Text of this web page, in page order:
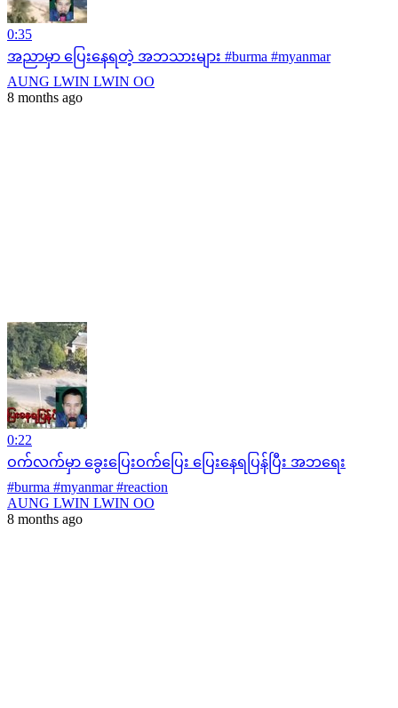
0:35
အညာမှာ ပြေးနေရတဲ့ အဘသားများ #burma #myanmar
AUNG LWIN LWIN OO
8 months ago
0:22
ဝက်လက်မှာ ခွေးပြေးဝက်ပြေး ပြေးနေရပြန်ပြီး အဘရေး
#burma #myanmar #reaction
AUNG LWIN LWIN OO
8 months ago